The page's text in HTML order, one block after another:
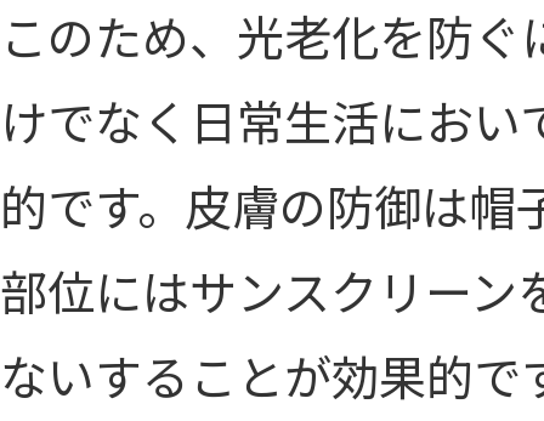
このため、光老化を防
けでなく日常生活にお
的です。皮膚の防御は
部位にはサンスクリー
ないすることが効果的